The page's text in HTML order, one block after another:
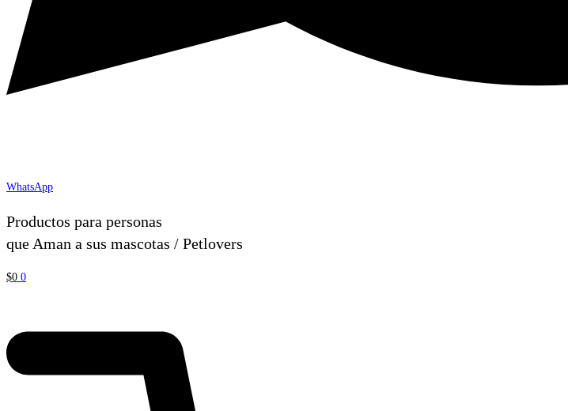
WhatsApp
Productos para personas
que Aman a sus mascotas / Petlovers
$0 0